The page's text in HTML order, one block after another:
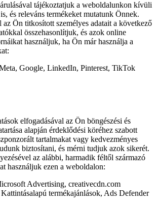
tájékoztatjuk a weboldalunkon kívüli
és releváns termékeket mutatunk Önnek.
az Ön titkosított személyes adatait a következő
összehasonlítjuk, és azok online
használjuk, ha Ön már használja a
Google, LinkedIn, Pinterest, TikTok
elfogadásával az Ön böngészési és
alapján érdeklődési köréhez szabott
tartalmakat vagy kedvezményes
biztosítani, és mérni tudjuk azok sikerét.
az alábbi, harmadik féltől származó
használjuk ezen a weboldalon:
Advertising, creativecdn.com
termékajánlások, Ads Defender